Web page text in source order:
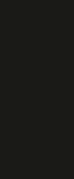
sobre clubes com
de julho; ainda há